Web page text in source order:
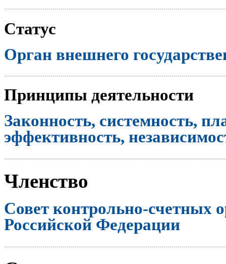
Статус
Орган внешнего
Принципы деятельности
Законность, системность,
эффективность,
Членство
Совет контрольно-счетных
Российской Федерации